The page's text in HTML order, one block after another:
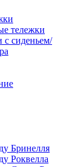
тележки
с сиденьем/
Бринелля
Роквелла